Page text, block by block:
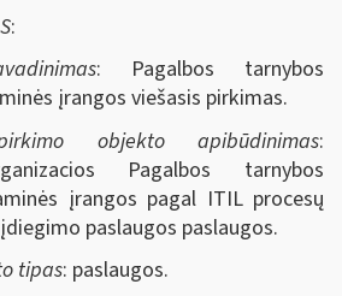
:
: Pagalbos tarnybos
įrangos viešasis pirkimas.
objekto apibūdinimas:
Pagalbos tarnybos
įrangos pagal ITIL procesų
paslaugos paslaugos.
tipas: paslaugos.